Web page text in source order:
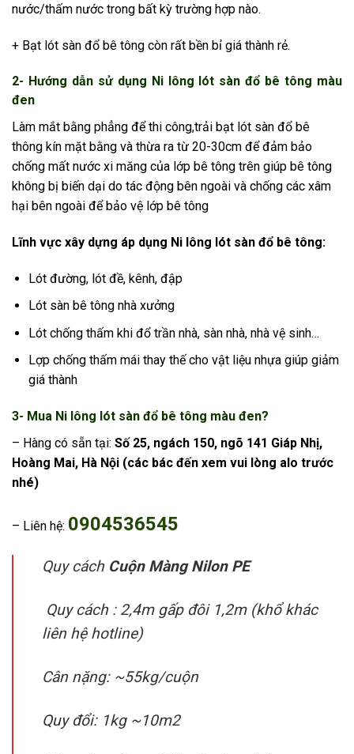
nước/thấm nước trong bất kỳ trường hợp nào.
+ Bạt lót sàn đổ bê tông còn rất bền bỉ giá thành rẻ.
2- Hướng dẫn sử dụng Ni lông lót sàn đổ bê tông màu
đen
Làm mắt bằng phẳng để thi công,trải bạt lót sàn đổ bê
thông kín mặt bằng và thừa ra từ 20-30cm để đảm bảo
chống mất nước xi măng của lớp bê tông trên giúp bê tông
không bị biến dại do tác động bên ngoài và chống các xâm
hại bên ngoài để bảo vệ lớp bê tông
Lĩnh vực xây dựng áp dụng Ni lông lót sàn đổ bê tông:
Lót đường, lót đề, kênh, đập
Lót sàn bê tông nhà xưởng
Lót chống thấm khi đổ trần nhà, sàn nhà, nhà vệ sinh…
Lợp chống thấm mái thay thế cho vật liệu nhựa giúp giảm
giá thành
3- Mua Ni lông lót sàn đổ bê tông màu đen?
– Hàng có sẵn tại: Số 25, ngách 150, ngõ 141 Giáp Nhị,
Hoàng Mai, Hà Nội (các bác đến xem vui lòng alo trước
nhé)
– Liên hệ: 0904536545
Quy cách Cuộn Màng Nilon PE
Quy cách : 2,4m gấp đôi 1,2m (khổ khác
liên hệ hotline)
Cân nặng: ~55kg/cuộn
Quy đổi: 1kg ~10m2